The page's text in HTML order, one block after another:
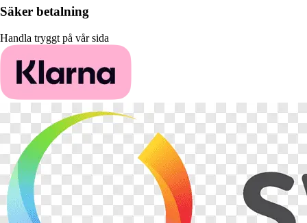
Säker betalning
Handla tryggt på vår sida